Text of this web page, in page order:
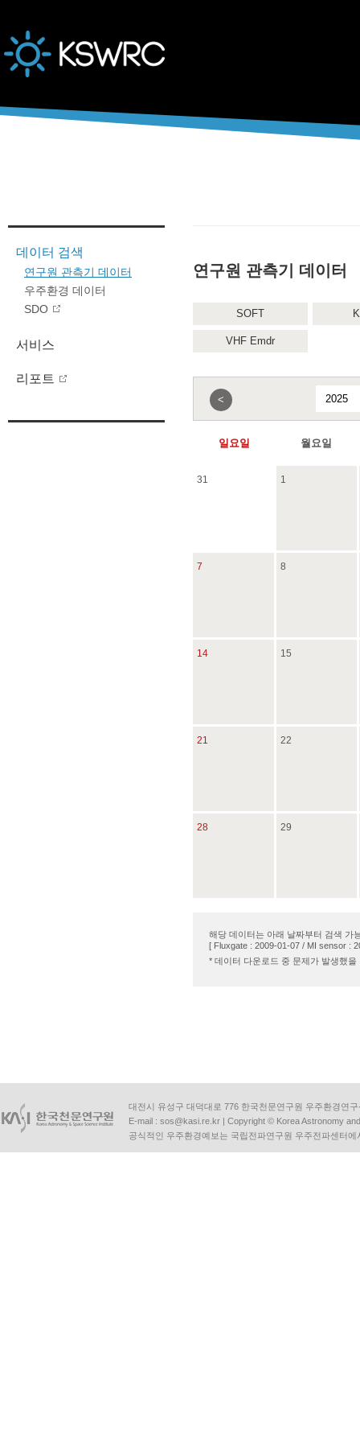
데이터 검색
연구원 관측기 데이터
우주환경 데이터
SDO
서비스
리포트
연구원 관측기 데이터
SOFT
VHF Emdr
<
일요일 월요일
31 1
7 8
14 15
21 22
28 29
해당 데이터는 아래 날짜부터 검색 가
[ Fluxgate : 2009-01-07 / MI sensor :
* 데이터 다운로드 중 문제가 발생했
대전시 유성구 대덕대로 776 한국천문연구원 우주환경연
E-mail : sos@kasi.re.kr | Copyright © Korea Astronomy
공식적인 우주환경예보는 국립전파연구원 우주전파센터에